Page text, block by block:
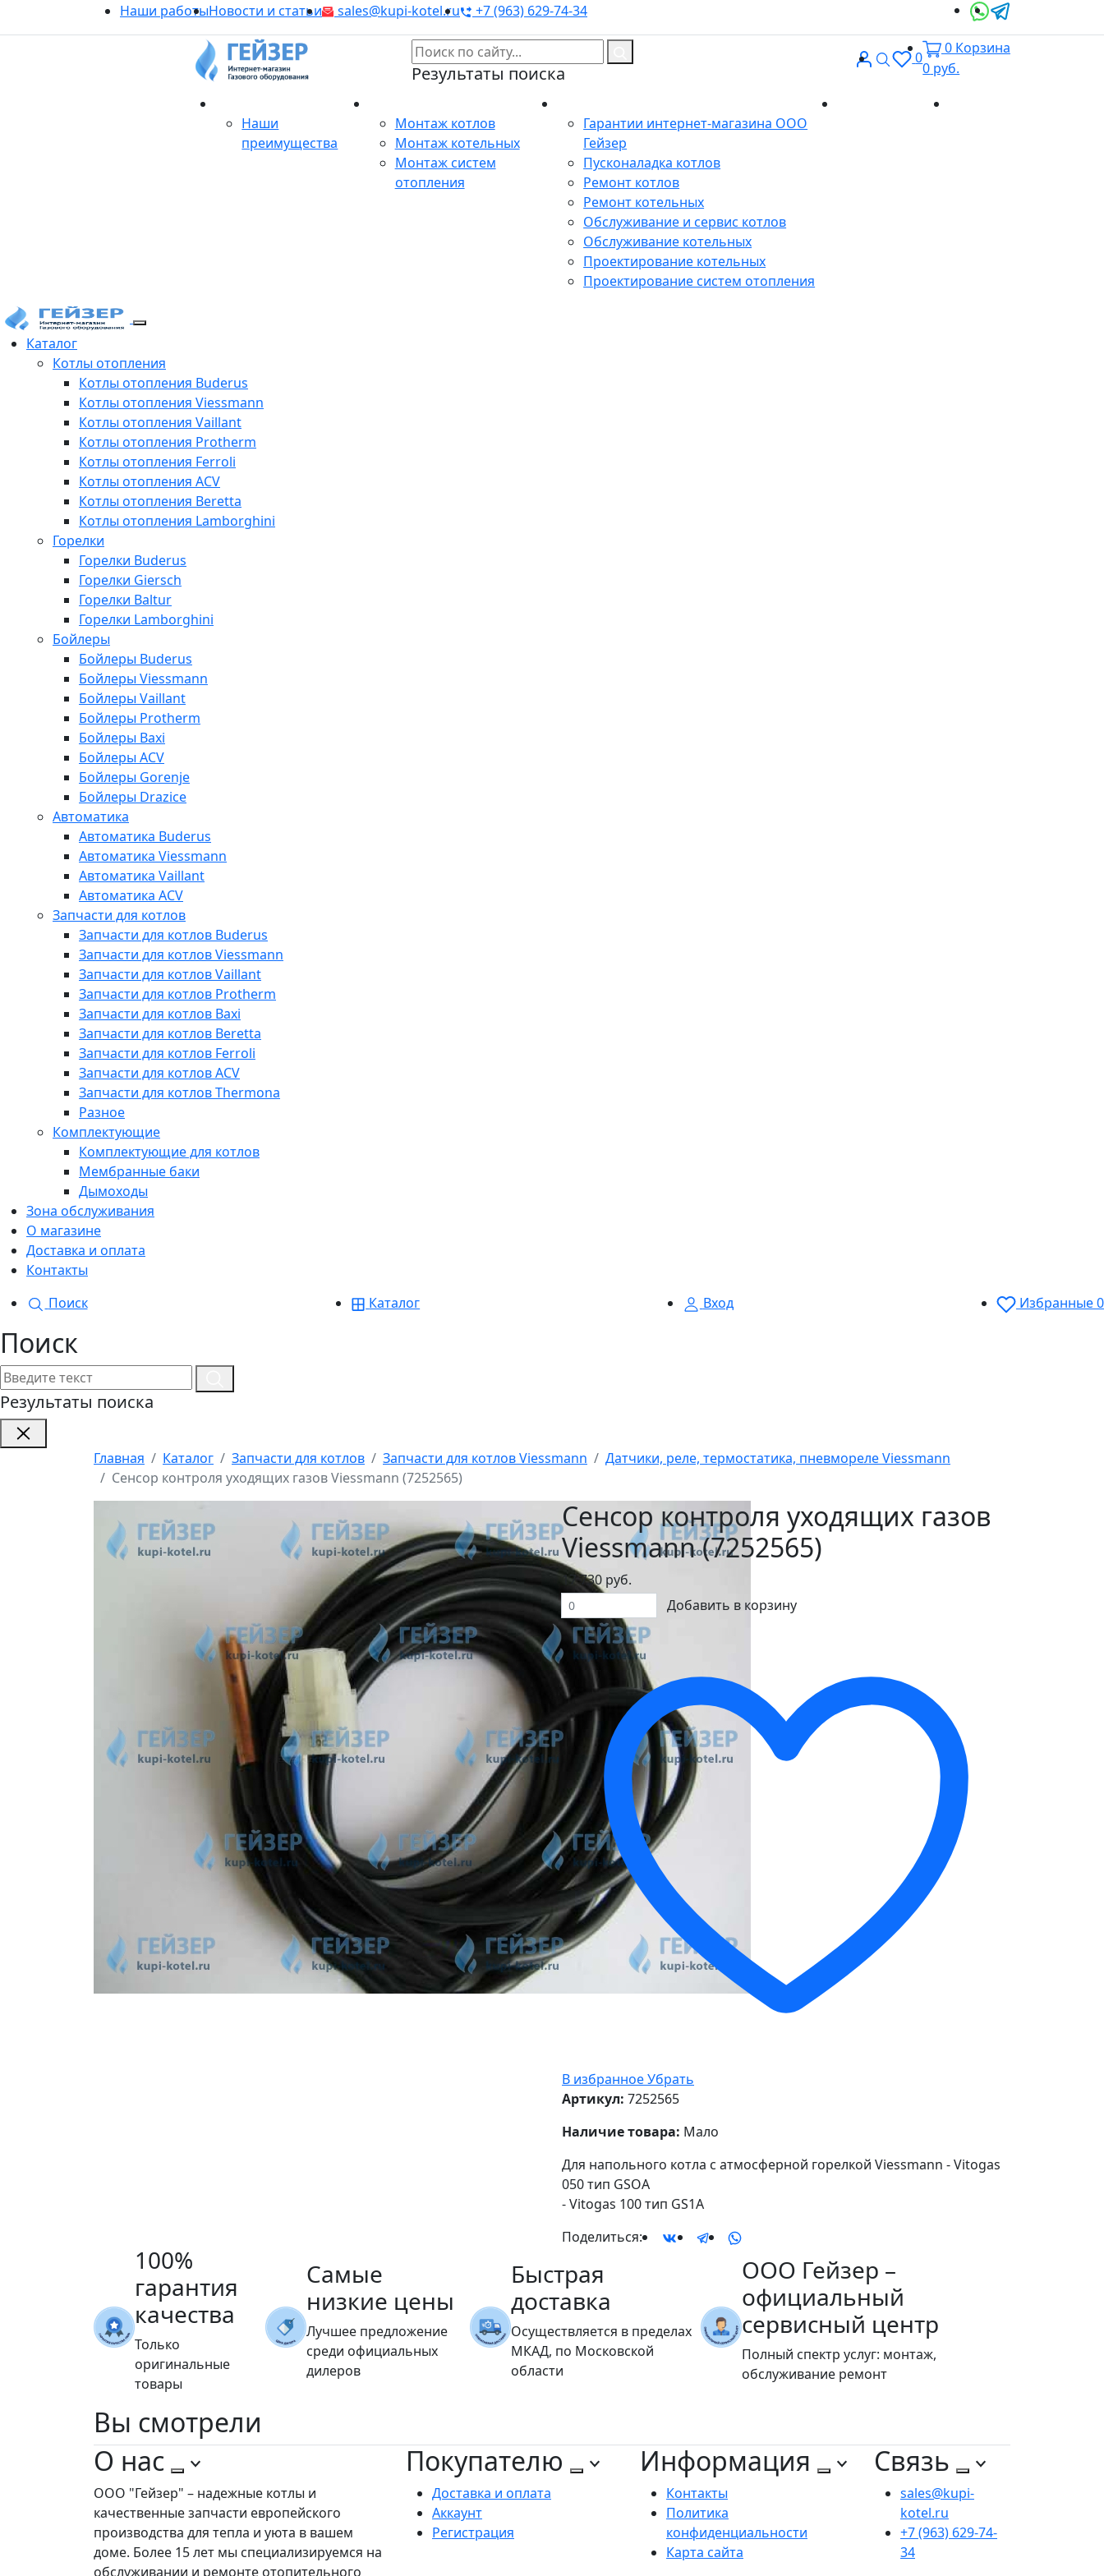
Наши работыНовости и статьи sales@kupi-kotel.ru +7 (963) 629-74-34
Результаты поиска
ВходПоиск
0
0 Корзина
0 руб.
Наши
преимущества
Монтаж котлов
Монтаж котельных
Монтаж систем
отопления
Гарантии интернет-магазина ООО
Гейзер
Пусконаладка котлов
Ремонт котлов
Ремонт котельных
Обслуживание и сервис котлов
Обслуживание котельных
Проектирование котельных
Проектирование систем отопления
Каталог
Котлы отопления
Котлы отопления Buderus
Котлы отопления Viessmann
Котлы отопления Vaillant
Котлы отопления Protherm
Котлы отопления Ferroli
Котлы отопления ACV
Котлы отопления Beretta
Котлы отопления Lamborghini
Горелки
Горелки Buderus
Горелки Giersch
Горелки Baltur
Горелки Lamborghini
Бойлеры
Бойлеры Buderus
Бойлеры Viessmann
Бойлеры Vaillant
Бойлеры Protherm
Бойлеры Baxi
Бойлеры ACV
Бойлеры Gorenje
Бойлеры Drazice
Автоматика
Автоматика Buderus
Автоматика Viessmann
Автоматика Vaillant
Автоматика ACV
Запчасти для котлов
Запчасти для котлов Buderus
Запчасти для котлов Viessmann
Запчасти для котлов Vaillant
Запчасти для котлов Protherm
Запчасти для котлов Baxi
Запчасти для котлов Beretta
Запчасти для котлов Ferroli
Запчасти для котлов ACV
Запчасти для котлов Thermona
Разное
Комплектующие
Комплектующие для котлов
Мембранные баки
Дымоходы
Зона обслуживания
О магазине
Доставка и оплата
Контакты
Поиск
Каталог Вход Избранные0
Поиск
Результаты поиска
Главная Каталог Запчасти для котлов Запчасти для котлов Viessmann
Датчики, реле, термостатика, пневмореле Viessmann
Сенсор контроля уходящих газов Viessmann (7252565)
Сенсор контроля уходящих газов
Viessmann (7252565)
17 730 руб.
Добавить в корзину
В избранноеУбрать
Артикул: 7252565
Наличие товара: Мало
Для напольного котла с атмосферной горелкой Viessmann - Vitogas
050 тип GSOA
- Vitogas 100 тип GS1A
Поделиться:
100%
гарантия
качества
Только
оригинальные
товары
Самые
низкие цены
Лучшее предложение
среди официальных
дилеров
Быстрая
доставка
Осуществляется в пределах
МКАД, по Московской
области
ООО Гейзер –
официальный
сервисный центр
Полный спектр услуг: монтаж,
обслуживание ремонт
Вы смотрели
О нас
ООО "Гейзер" – надежные котлы и
качественные запчасти европейского
производства для тепла и уюта в вашем
доме. Более 15 лет мы специализируемся на
обслуживании и ремонте отопительного
Покупателю
Доставка и оплата
Аккаунт
Регистрация
Информация
Контакты
Политика
конфиденциальности
Карта сайта
Связь
sales@kupi-
kotel.ru
+7 (963) 629-74-
34